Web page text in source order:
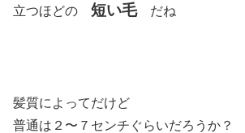
立つほどの 短い毛だね
髪質によってだけど
普通は２〜７センチぐらいだろうか？